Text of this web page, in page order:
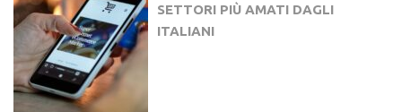
SETTORI PIÙ AMATI DAGLI
ITALIANI